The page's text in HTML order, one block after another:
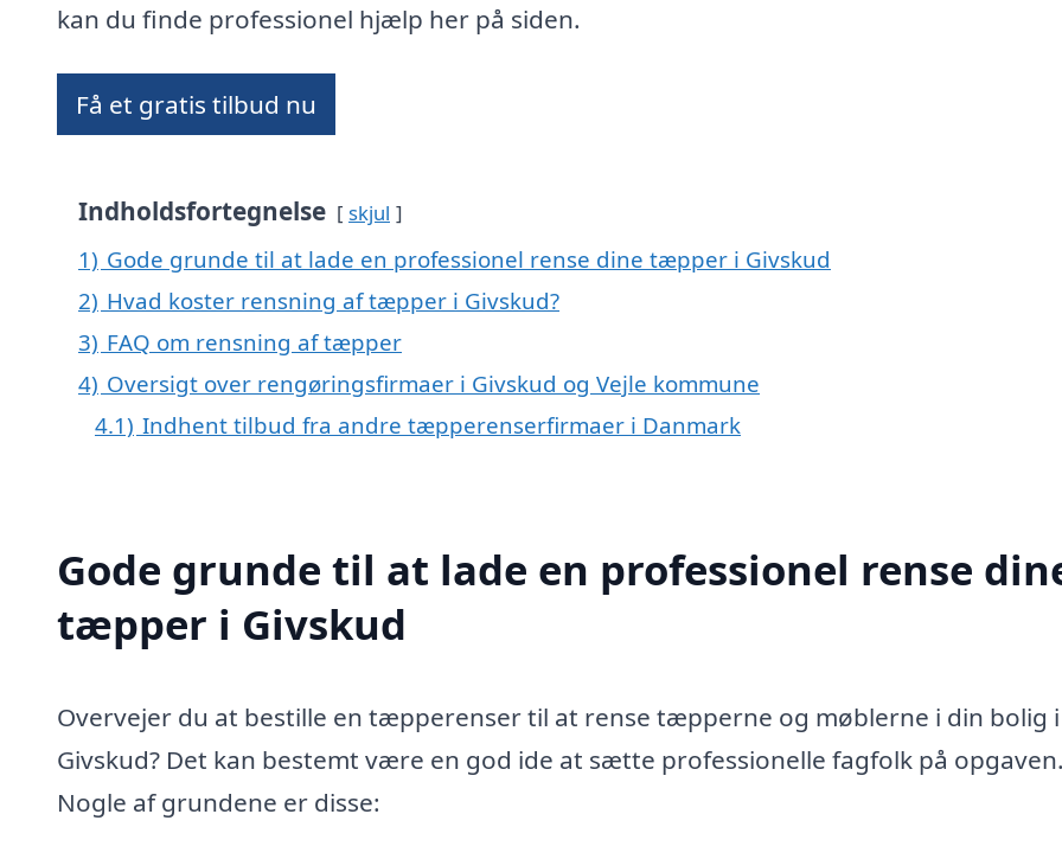
kan du finde professionel hjælp her på siden.
Få et gratis tilbud nu
Indholdsfortegnelse skjul
1) Gode grunde til at lade en professionel rense dine tæpper i Givskud
2) Hvad koster rensning af tæpper i Givskud?
3) FAQ om rensning af tæpper
4) Oversigt over rengøringsfirmaer i Givskud og Vejle kommune
4.1) Indhent tilbud fra andre tæpperenserfirmaer i Danmark
Gode grunde til at lade en professionel rense
tæpper i Givskud
Overvejer du at bestille en tæpperenser til at rense tæpperne og møblerne i din bolig i
Givskud? Det kan bestemt være en god ide at sætte professionelle fagfolk på
Nogle af grundene er disse: